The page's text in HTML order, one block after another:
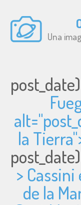
Una
alt="
la
>
de la